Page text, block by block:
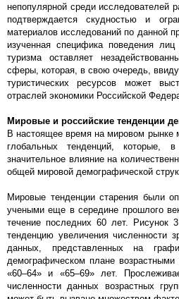
непопулярной среди исследователей
подтверждается скудностью и
материалов исследований по данной
изученная специфика поведения
туризма оставляет
сферы, которая, в свою очередь,
туристических ресурсов может
отраслей экономики Российской
Мировые и российские тенденции
В настоящее время на мировом рынке
глобальных тенденций, которые,
значительное влияние на
общей мировой демографической
Мировые тенденции старения были
учеными еще в середине прошлого
течение последних 60 лет. Рисунок
тенденцию увеличения численности
данных, представленных на
демографическом плане
«60–64» и «65–69» лет.
численности данных возрастных